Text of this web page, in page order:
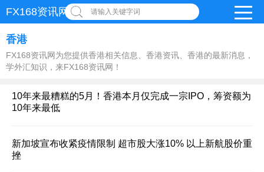
FX168资讯网 请输入关键字词
香港
FX168资讯网为您提供香港相关信息、香港资讯、香港的最新消息，
学外汇知识，来FX168资讯网！
10年来最糟糕的5月！香港本月仅完成一宗IPO，筹资额为
10年来最低
新加坡宣布收紧疫情限制 超市股大涨10% 以上新航股价重
挫